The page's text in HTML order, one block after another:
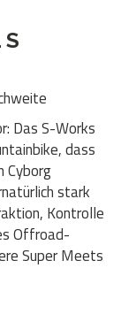
Das S-Works
dass
Cyborg
stark
Kontrolle
Offroad-
Super Meets